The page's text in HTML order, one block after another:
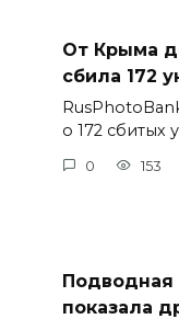
От Крыма
сбила 172
о 172 сбитых
0 153
Подводная
показала